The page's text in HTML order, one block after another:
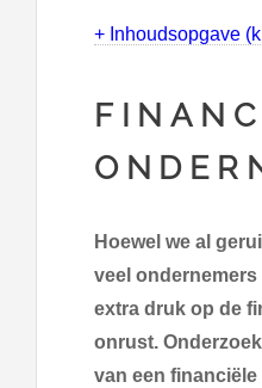
+ Inhoudsopgave
Hoewel we al
veel
extra druk op de
onrust.
van een